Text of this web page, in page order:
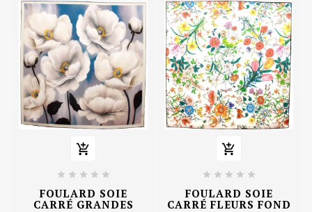

    
FOULARD SOIE
CARRÉ GRANDES

    
FOULARD SOIE
CARRÉ FLEURS FOND